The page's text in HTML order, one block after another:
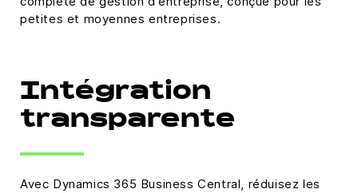
petites et moyennes entreprises.
Intégration
transparente
Avec Dynamics 365 Business Central, réduisez les